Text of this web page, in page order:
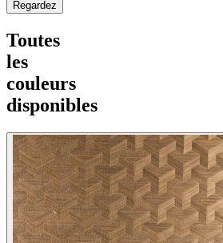
Regardez
Toutes
les
couleurs
disponibles